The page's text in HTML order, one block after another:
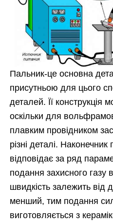
Пальник-це основна
присутньою для цього
деталей. Її конструкція
оскільки для
плавким провідником
різні деталі.
відповідає за ряд
подання захисного газу
швидкість залежить від
менший, тим подання
виготовляється з